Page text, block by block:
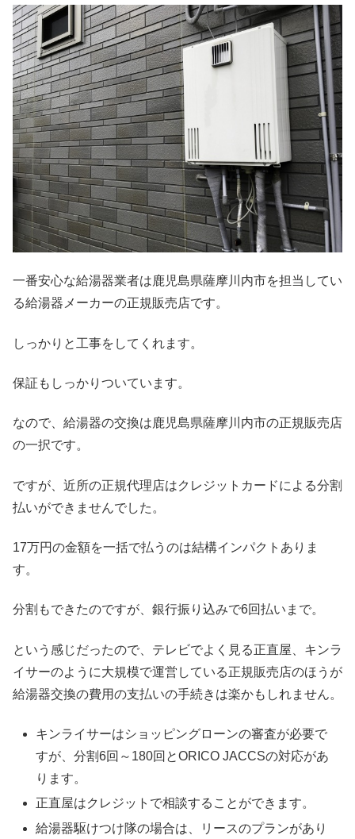
一番安心な給湯器業者は鹿児島県薩摩川内市を担当してい
る給湯器メーカーの正規販売店です。
しっかりと工事をしてくれます。
保証もしっかりついています。
なので、給湯器の交換は鹿児島県薩摩川内市の正規販売店
の一択です。
ですが、近所の正規代理店はクレジットカードによる分割
払いができませんでした。
17万円の金額を一括で払うのは結構インパクトありま
す。
分割もできたのですが、銀行振り込みで6回払いまで。
という感じだったので、テレビでよく見る正直屋、キンラ
イサーのように大規模で運営している正規販売店のほうが
給湯器交換の費用の支払いの手続きは楽かもしれません。
キンライサーはショッピングローンの審査が必要で
すが、分割6回～180回とORICO JACCSの対応があ
ります。
正直屋はクレジットで相談することができます。
給湯器駆けつけ隊の場合は、リースのプランがあり